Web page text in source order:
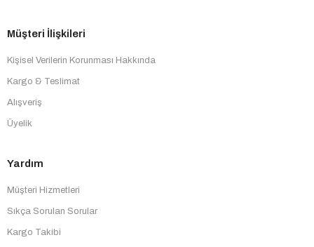
Müşteri İlişkileri
Kişisel Verilerin Korunması Hakkında
Kargo & Teslimat
Alışveriş
Üyelik
Yardım
Müşteri Hizmetleri
Sıkça Sorulan Sorular
Kargo Takibi